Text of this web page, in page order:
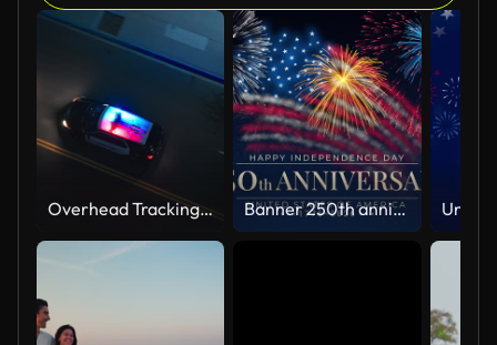
Overhead Tracking Drone Shot of a Police Car Driving on a City Street with Lights On at Night Banner 250th anniversary of the USA. 250 years of independence. 4th of july 2026 usa independence day, video greeting card. US flag fireworks on blue sky background. Fourth of july. 4k seamless loop